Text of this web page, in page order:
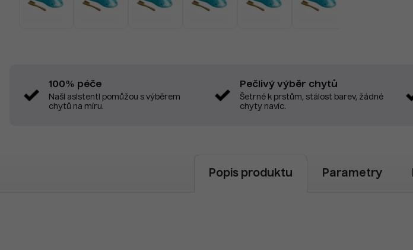
100% péče
Naši asistenti pomůžou s výběrem
chytů na míru.
Pečlivý výběr chytů
Šetrné k prstům, stálost barev, žádné
chyty navíc.
Popis produktu Parametry